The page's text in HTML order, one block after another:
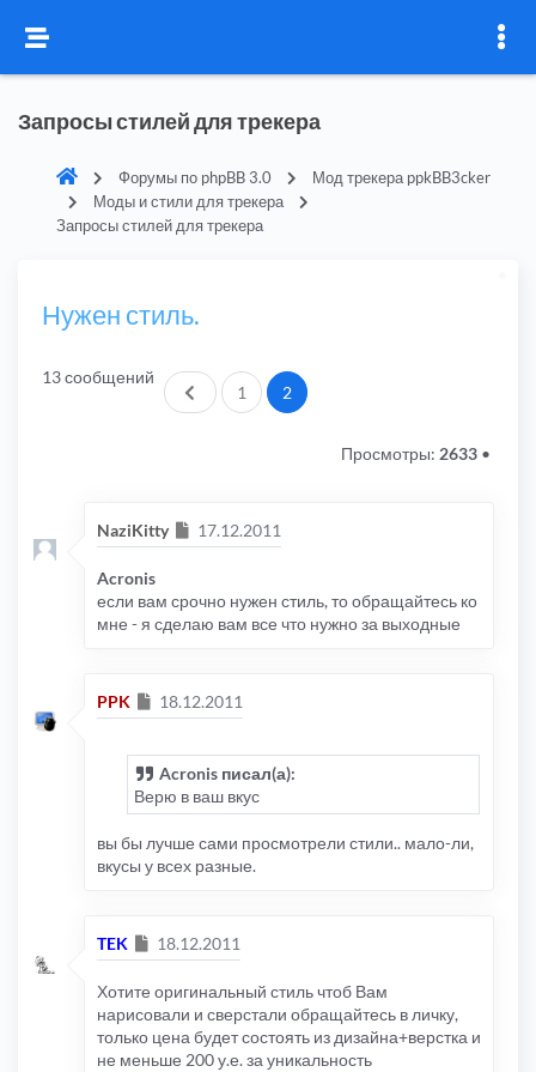
Запросы стилей для трекера
Форумы по phpBB 3.0
Мод трекера ppkBB3cker
Моды и стили для трекера
Запросы стилей для трекера
Нужен стиль.
13 сообщений
Пред.1 2
Просмотры: 2633 •
NaziKitty Сообщение
17.12.2011
Acronis
если вам срочно нужен стиль, то обращайтесь ко
мне - я сделаю вам все что нужно за выходные
PPK Сообщение
18.12.2011
Acronis писал(а):
Верю в ваш вкус
вы бы лучше сами просмотрели стили.. мало-ли,
вкусы у всех разные.
TEK Сообщение
18.12.2011
Хотите оригинальный стиль чтоб Вам
нарисовали и сверстали обращайтесь в личку,
только цена будет состоять из дизайна+верстка и
не меньше 200 у.е. за уникальность